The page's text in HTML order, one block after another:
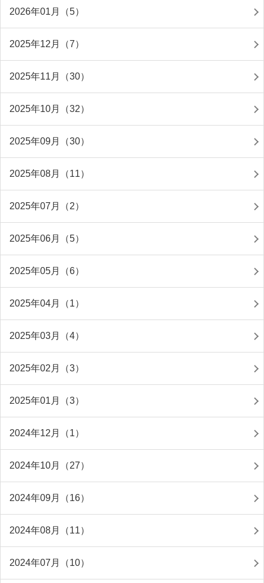
2026年01月（5）
2025年12月（7）
2025年11月（30）
2025年10月（32）
2025年09月（30）
2025年08月（11）
2025年07月（2）
2025年06月（5）
2025年05月（6）
2025年04月（1）
2025年03月（4）
2025年02月（3）
2025年01月（3）
2024年12月（1）
2024年10月（27）
2024年09月（16）
2024年08月（11）
2024年07月（10）